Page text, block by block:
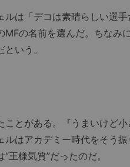
は「デコは素晴らしい選手
の名前を選んだ。ちなみ
いう。
とがある。『うまいけど
はアカデミー時代をそう
王様気質”だったのだ。